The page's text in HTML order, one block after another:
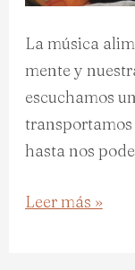
La música
mente y
escuchamos
transportamos
hasta nos
Leer más »